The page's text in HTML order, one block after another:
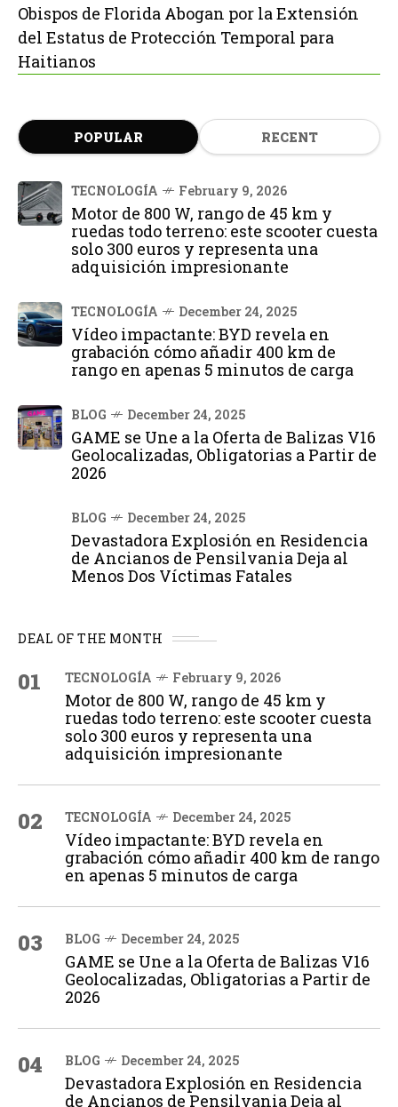
Obispos de Florida Abogan por la Extensión
del Estatus de Protección Temporal para
Haitianos
POPULAR RECENT
TECNOLOGÍA February 9, 2026
Motor de 800 W, rango de 45 km y
ruedas todo terreno: este scooter cuesta
solo 300 euros y representa una
adquisición impresionante
TECNOLOGÍA December 24, 2025
Vídeo impactante: BYD revela en
grabación cómo añadir 400 km de
rango en apenas 5 minutos de carga
BLOG December 24, 2025
GAME se Une a la Oferta de Balizas V16
Geolocalizadas, Obligatorias a Partir de
2026
BLOG December 24, 2025
Devastadora Explosión en Residencia
de Ancianos de Pensilvania Deja al
Menos Dos Víctimas Fatales
DEAL OF THE MONTH
01 TECNOLOGÍA February 9, 2026
Motor de 800 W, rango de 45 km y
ruedas todo terreno: este scooter cuesta
solo 300 euros y representa una
adquisición impresionante
02 TECNOLOGÍA December 24, 2025
Vídeo impactante: BYD revela en
grabación cómo añadir 400 km de rango
en apenas 5 minutos de carga
03 BLOG December 24, 2025
GAME se Une a la Oferta de Balizas V16
Geolocalizadas, Obligatorias a Partir de
2026
04 BLOG December 24, 2025
Devastadora Explosión en Residencia
de Ancianos de Pensilvania Deja al